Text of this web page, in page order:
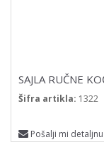
SAJLA RUČNE
Šifra artikla: 1322
Pošalji mi